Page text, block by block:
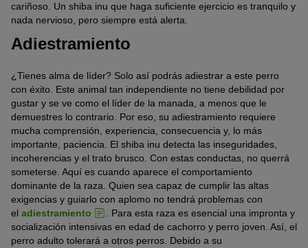
cariñoso. Un shiba inu que haga suficiente ejercicio es tranquilo y
nada nervioso, pero siempre está alerta.
Adiestramiento
¿Tienes alma de líder? Solo así podrás adiestrar a este perro
con éxito. Este animal tan independiente no tiene debilidad por
gustar y se ve como el líder de la manada, a menos que le
demuestres lo contrario. Por eso, su adiestramiento requiere
mucha comprensión, experiencia, consecuencia y, lo más
importante, paciencia. El shiba inu detecta las inseguridades,
incoherencias y el trato brusco. Con estas conductas, no querrá
someterse. Aquí es cuando aparece el comportamiento
dominante de la raza. Quien sea capaz de cumplir las altas
exigencias y guiarlo con aplomo no tendrá problemas con
el adiestramiento
. Para esta raza es esencial una impronta y
socialización intensivas en edad de cachorro y perro joven. Así, el
perro adulto tolerará a otros perros. Debido a su